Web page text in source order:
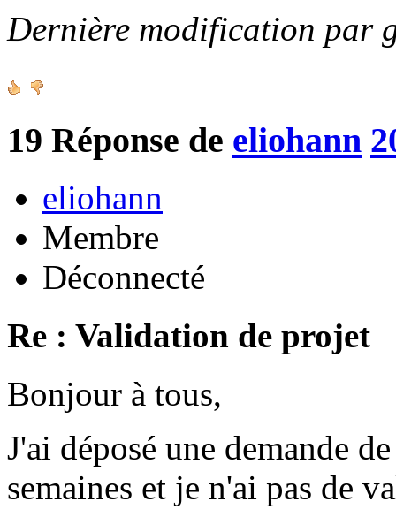
Dernière modification par
19 Réponse de eliohann
eliohann
Membre
Déconnecté
Re : Validation de projet
Bonjour à tous,
J'ai déposé une demande
semaines et je n'ai pas de